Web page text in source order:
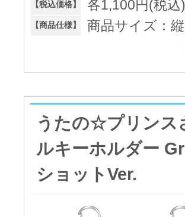
【税込価格】 各1,100円(税込)
【商品仕様】 商品サイズ：
うたの☆プリンス
ルキーホルダー
ショットVer.